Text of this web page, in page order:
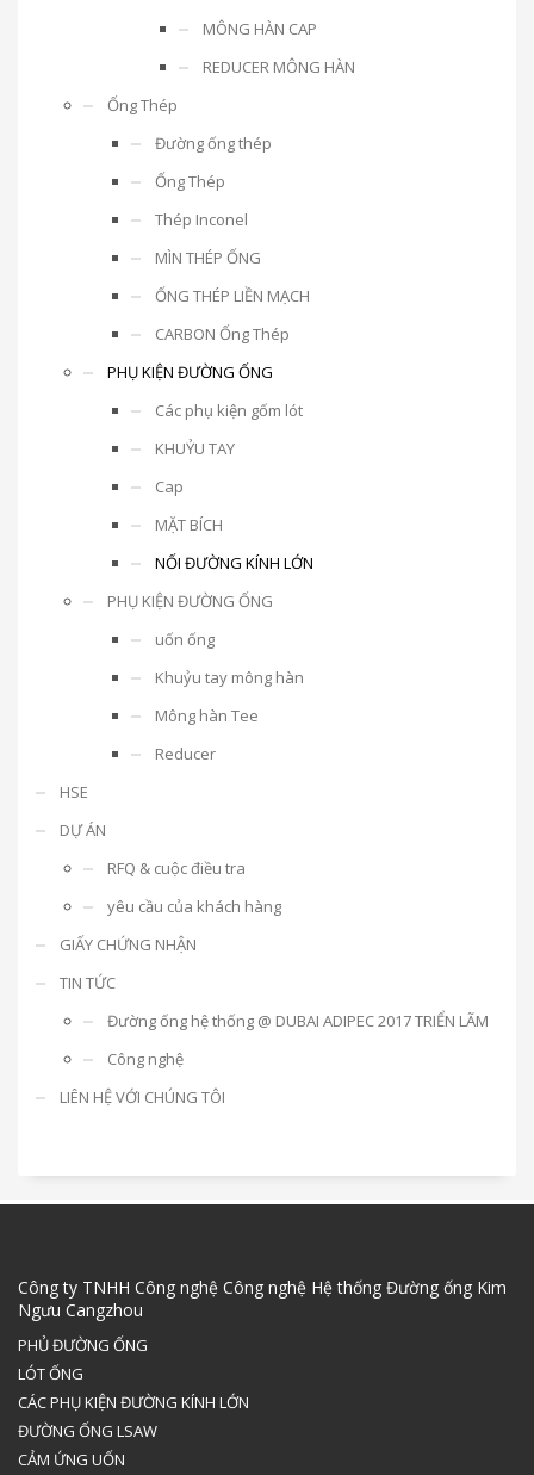
MÔNG HÀN CAP
REDUCER MÔNG HÀN
Ống Thép
Đường ống thép
Ống Thép
Thép Inconel
MÌN THÉP ỐNG
ỐNG THÉP LIỀN MẠCH
CARBON Ống Thép
PHỤ KIỆN ĐƯỜNG ỐNG
Các phụ kiện gốm lót
KHUỶU TAY
Cap
MẶT BÍCH
NỐI ĐƯỜNG KÍNH LỚN
PHỤ KIỆN ĐƯỜNG ỐNG
uốn ống
Khuỷu tay mông hàn
Mông hàn Tee
Reducer
HSE
DỰ ÁN
RFQ & cuộc điều tra
yêu cầu của khách hàng
GIẤY CHỨNG NHẬN
TIN TỨC
Đường ống hệ thống @ DUBAI ADIPEC 2017 TRIỂN LÃM
Công nghệ
LIÊN HỆ VỚI CHÚNG TÔI
Công ty TNHH Công nghệ Công nghệ Hệ thống Đường ống Kim
Ngưu Cangzhou
PHỦ ĐƯỜNG ỐNG
LÓT ỐNG
CÁC PHỤ KIỆN ĐƯỜNG KÍNH LỚN
ĐƯỜNG ỐNG LSAW
CẢM ỨNG UỐN